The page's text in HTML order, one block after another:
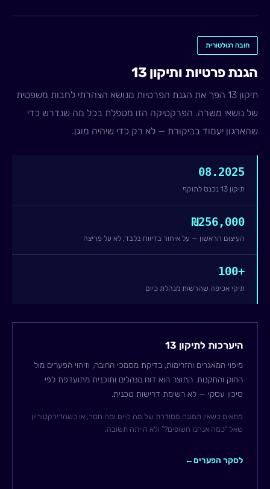
חובה רגולטורית
הגנת פרטיות ותיקון 13
תיקון 13 הפך את הגנת הפרטיות מנושא הצהרתי לחבות משפטית
של נושאי משרה. הפרקטיקה הזו מטפלת בכל מה שנדרש כדי
שהארגון יעמוד בביקורת — לא רק כדי שיהיה מוגן.
08.2025
תיקון 13 נכנס לתוקף
₪256,000
העיצום הראשון — על איחור בדיווח בלבד, לא על פריצה
100+
תיקי אכיפה שהרשות מנהלת כיום
היערכות לתיקון 13
מיפוי המאגרים והזרימות, בדיקת מסמכי החובה, וזיהוי הפערים מול
החוק והתקנות. התוצר הוא דוח מנהלים ותוכנית מתועדפת לפי
סיכון עסקי — לא רשימת דרישות טכנית.
מתאים כשאין תמונה מסודרת של מה קיים ומה חסר, או כשהדירקטוריון
שאל “כמה אנחנו חשופים?” ולא הייתה תשובה.
לסקר הפערים←